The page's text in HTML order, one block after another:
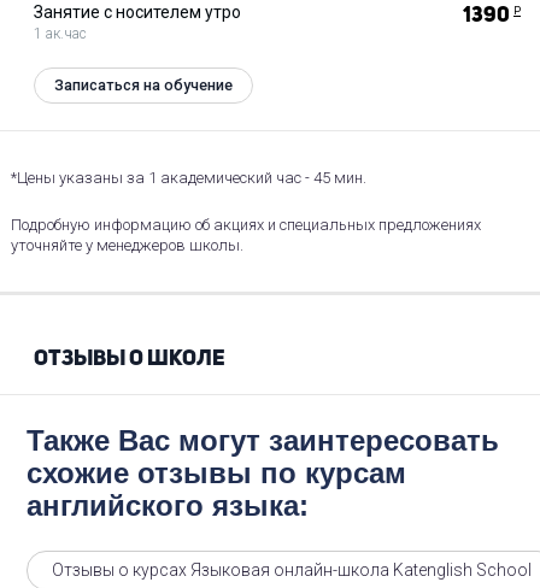
Занятие с носителем утро
1 ак.час
1390 Р
Записаться на обучение
*Цены указаны за 1 академический час - 45 мин.
Подробную информацию об акциях и специальных предложениях
уточняйте у менеджеров школы.
ОТЗЫВЫ О ШКОЛЕ
Также Вас могут заинтересовать
схожие отзывы по курсам
английского языка:
Отзывы о курсах Языковая онлайн-школа Katenglish School